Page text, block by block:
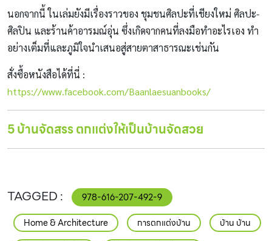
นอกจากนี้ ในเล่มยังมีเรื่องราวของ ชุมชนศิลปะที่เชียงใหม่ ศิลปะ-
ศิลปิน และร้านค้าอารมณ์อุ่น ซึ่งเกิดจากคนที่ลงมือทำอะไรเอง ทำ
อย่างเต็มที่และภูมิใจนำเสนอสู่สายตาสาธารณะเช่นกัน
สั่งซื้อหนังสือได้ที่นี่ :
https://www.facebook.com/Baanlaesuanbooks/
5 บ้านจัดสรร ตกแต่งให้เป็นบ้านจัดสวย
978-616-207-492-9
Home & Architecture
การตกแต่งบ้าน
บ้าน บ้าน